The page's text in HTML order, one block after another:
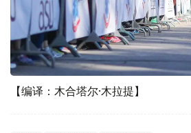
【编译：木合塔尔·木拉提】